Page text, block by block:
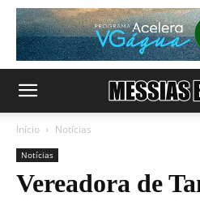
Início Notícias
Notícias
Vereadora de